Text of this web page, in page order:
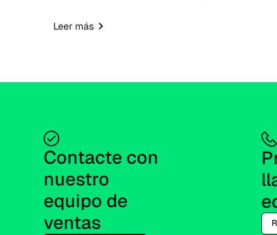
developments in the forex trading ecosystem. A
Leer más
Contacte con
nuestro
equipo de
ventas